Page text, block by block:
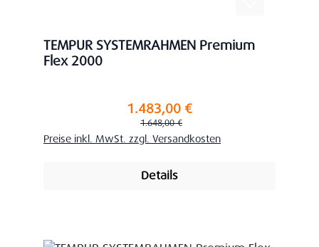
TEMPUR SYSTEMRAHMEN Premium
Flex 2000
Verkaufspreis:1.483,00 €
Regulärer Preis:
1.648,00 €
Preise inkl. MwSt. zzgl. Versandkosten
Details